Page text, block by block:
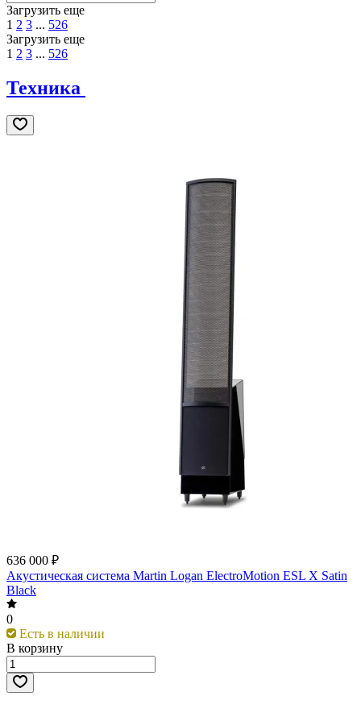
Загрузить еще
1 2 3 ... 526
Загрузить еще
1 2 3 ... 526
Техника
636 000 ₽
Акустическая система Martin Logan ElectroMotion ESL X Satin
Black
0
Есть в наличии
В корзину